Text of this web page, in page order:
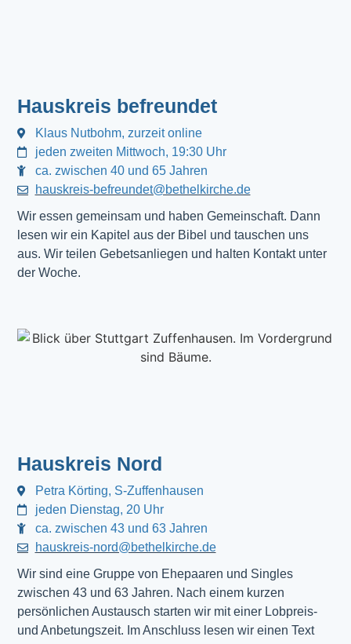
Hauskreis befreundet
Klaus Nutbohm, zurzeit online
jeden zweiten Mittwoch, 19:30 Uhr
ca. zwischen 40 und 65 Jahren
hauskreis-befreundet@bethelkirche.de
Wir essen gemeinsam und haben Gemeinschaft. Dann
lesen wir ein Kapitel aus der Bibel und tauschen uns
aus. Wir teilen Gebetsanliegen und halten Kontakt unter
der Woche.
Hauskreis Nord
Petra Körting, S-Zuffenhausen
jeden Dienstag, 20 Uhr
ca. zwischen 43 und 63 Jahren
hauskreis-nord@bethelkirche.de
Wir sind eine Gruppe von Ehepaaren und Singles
zwischen 43 und 63 Jahren. Nach einem kurzen
persönlichen Austausch starten wir mit einer Lobpreis-
und Anbetungszeit. Im Anschluss lesen wir einen Text